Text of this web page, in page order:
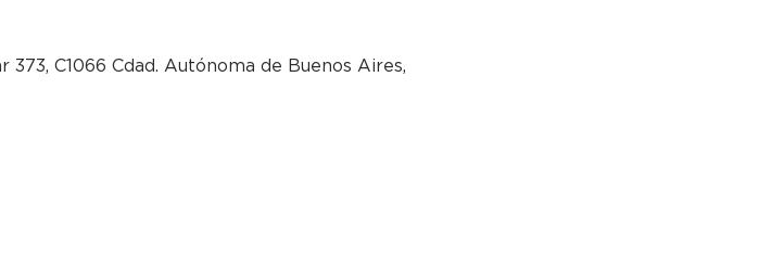
C1066 Cdad. Autónoma de Buenos Aires,